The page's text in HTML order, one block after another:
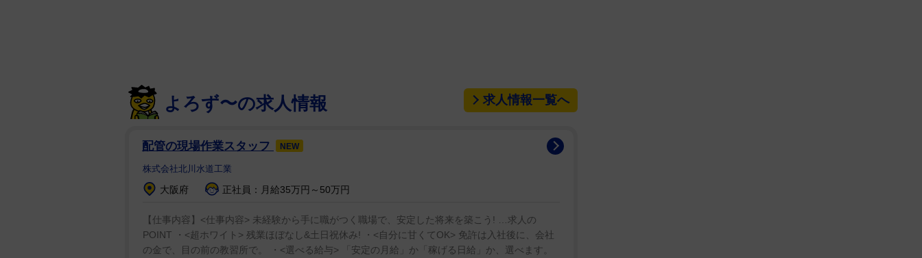
よろず〜の求人情報 求人情報一覧へ
配管の現場作業スタッフ NEW
株式会社北川水道工業
大阪府 正社員：月給35万円～50万円
【仕事内容】<仕事内容> 未経験から手に職がつく職場で、安定した将来を築こう! …求人の
POINT ・<超ホワイト> 残業ほぼなし&土日祝休み! ・<自分に甘くてOK> 免許は入社後に、会社
の金で、目の前の教習所で。 ・<選べる給与> 「安定の月給」か「稼げる日給」か、選べます。